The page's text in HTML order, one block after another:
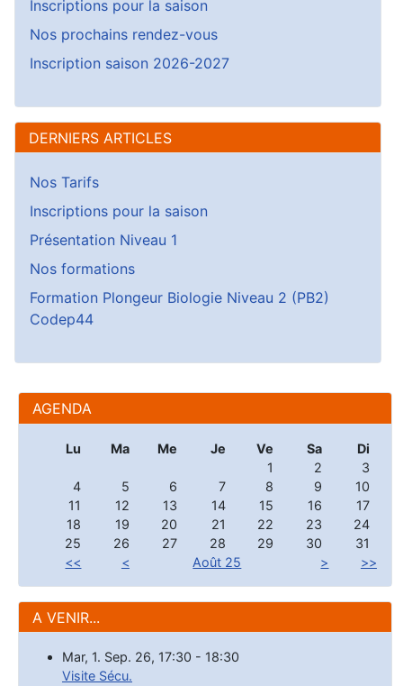
AGENDA
Lu Ma Me Je Ve Sa
Di
1
2
3
4
5 6 7 8 9
10
11
12 13 14 15 16
17
18
19 20 21 22 23
24
25
26 27 28 29 30
31
<<
< Août 25 > >>
A VENIR...
Mar, 1. Sep. 26, 17:30 - 18:30
Visite Sécu.
Inscriptions pour la saison
Nos prochains rendez-vous
Inscription saison 2026-2027
DERNIERS ARTICLES
Nos Tarifs
Inscriptions pour la saison
Présentation Niveau 1
Nos formations
Formation Plongeur Biologie Niveau 2 (PB2)
Codep44